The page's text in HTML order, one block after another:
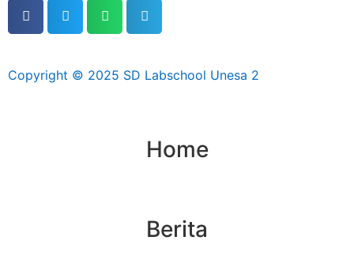
Copyright © 2025 SD Labschool Unesa 2
Home
Berita